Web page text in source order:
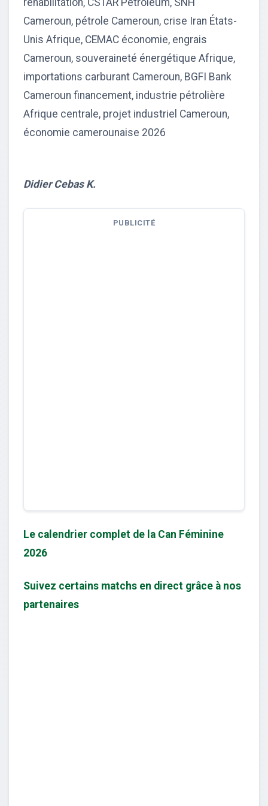
réhabilitation, CSTAR Petroleum, SNH
Cameroun, pétrole Cameroun, crise Iran États-
Unis Afrique, CEMAC économie, engrais
Cameroun, souveraineté énergétique Afrique,
importations carburant Cameroun, BGFI Bank
Cameroun financement, industrie pétrolière
Afrique centrale, projet industriel Cameroun,
économie camerounaise 2026
Didier Cebas K.
PUBLICITÉ
Le calendrier complet de la Can Féminine
2026
Suivez certains matchs en direct grâce à nos
partenaires